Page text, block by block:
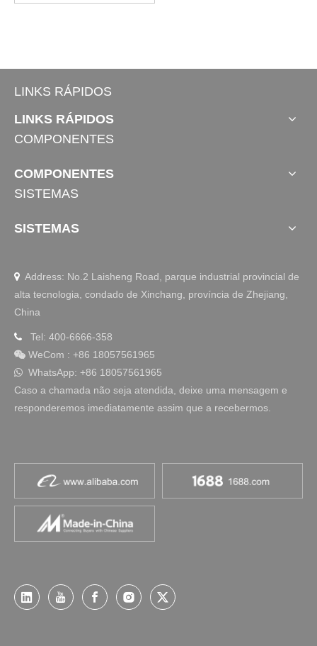
LINKS RÁPIDOS
LINKS RÁPIDOS
COMPONENTES
COMPONENTES
SISTEMAS
SISTEMAS
 Address: No.2 Laisheng Road, parque industrial provincial de
alta tecnologia, condado de Xinchang, província de Zhejiang,
China
 Tel: 400-6666-358
 WeCom : +86 18057561965
 WhatsApp: +86 18057561965
Caso a chamada não seja atendida, deixe uma mensagem e
responderemos imediatamente assim que a recebermos.